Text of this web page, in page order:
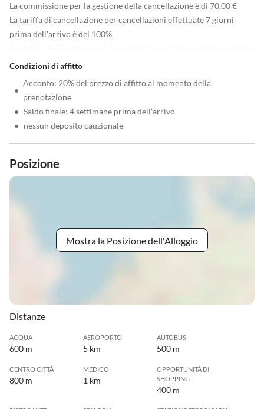
La commissione per la gestione della cancellazione è di 70,00 €
La tariffa di cancellazione per cancellazioni effettuate 7 giorni
prima dell'arrivo è del 100%.
Condizioni di affitto
•
Acconto: 20% del prezzo di affitto al momento della
prenotazione
• Saldo finale: 4 settimane prima dell'arrivo
• nessun deposito cauzionale
Posizione
Mostra la Posizione dell'Alloggio
Distanze
ACQUA
600 m
AEROPORTO
5 km
AUTOBUS
500 m
CENTRO CITTÀ
800 m
MEDICO
1 km
OPPORTUNITÀ DI
SHOPPING
400 m